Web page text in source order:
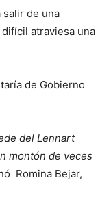
salir de una
atraviesa una
de Gobierno
del Lennart
montón de veces
Romina Bejar,